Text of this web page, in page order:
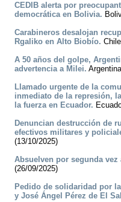
CEDIB alerta por
democrática en Bolivia.
Carabineros desalojan
Rgaliko en Alto Biobío.
A 50 años del golpe,
advertencia a Milei.
Llamado urgente de la
inmediato de la represión,
la fuerza en Ecuador.
Denuncian destrucción de
efectivos militares y
(13/10/2025)
Absuelven por segunda
(26/09/2025)
Pedido de solidaridad por
y José Ángel Pérez de El